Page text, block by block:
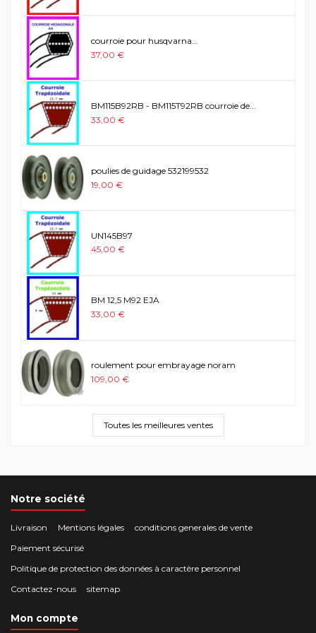
courroie pour husqvarna...
37,00 €
BM115B92RB - BM115T92RB courroie de...
33,00 €
poulies de guidage 532199532
19,00 €
UN145B97
45,00 €
BM 12,5 M92 EJA
33,00 €
roulement pour embrayage noram
109,00 €
Toutes les meilleures ventes
Notre société
Livraison Mentions légales
conditions generales de vente
Paiement sécurisé
Politique de protection des données à caractère personnel
Contactez-nous
sitemap
Mon compte